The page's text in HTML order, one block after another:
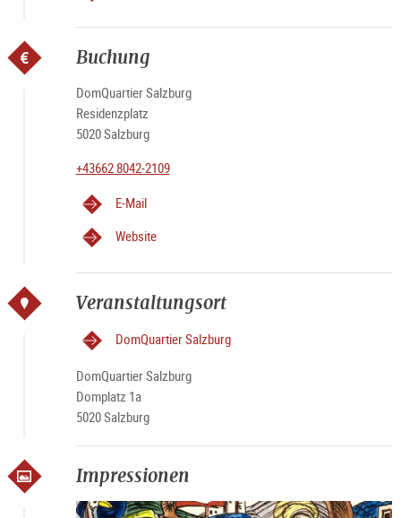
Buchung
DomQuartier Salzburg
Residenzplatz
5020 Salzburg
+43662 8042-2109
E-Mail
Website
Veranstaltungsort
DomQuartier Salzburg
DomQuartier Salzburg
Domplatz 1a
5020 Salzburg
Impressionen